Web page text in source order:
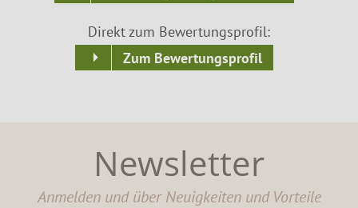
Direkt zum Bewertungsprofil:
Zum Bewertungsprofil
Newsletter
Anmelden und über Neuigkeiten und Vorteile